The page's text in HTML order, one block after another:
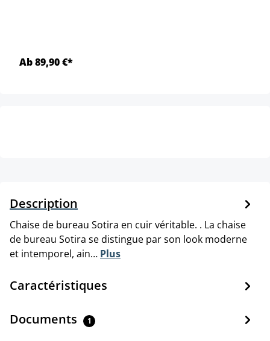
Ab 89,90 €*
Description
Chaise de bureau Sotira en cuir véritable. . La chaise
de bureau Sotira se distingue par son look moderne
et intemporel, ain… Plus
Caractéristiques
Documents 1